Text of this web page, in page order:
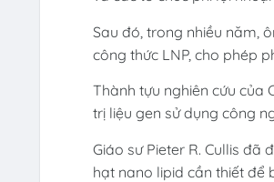
Sau đó, trong nhiều năm,
công thức LNP, cho phép
Thành tựu nghiên cứu của
trị liệu gen sử dụng công
Giáo sư Pieter R. Cullis đã
hạt nano lipid cần thiết